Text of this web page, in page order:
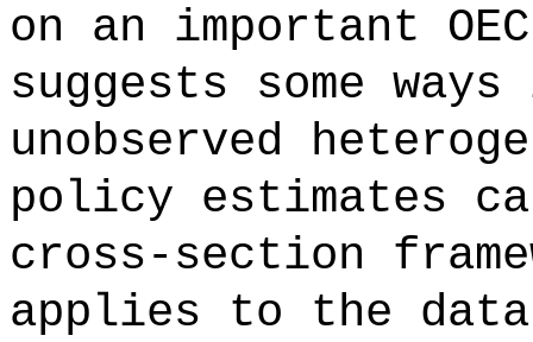
on an important
suggests some
unobserved
policy estimates
cross-section
applies to the data